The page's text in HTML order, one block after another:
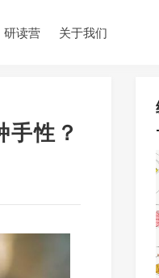
研读营 关于我们
性？